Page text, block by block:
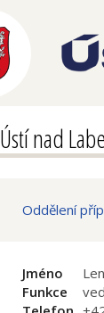
Ústí nad
Oddělení
Jméno
Funkce